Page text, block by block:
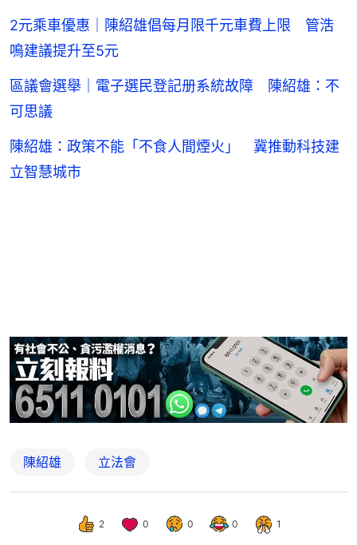
2元乘車優惠｜陳紹雄倡每月限千元車費上限 管浩
鳴建議提升至5元
區議會選舉｜電子選民登記册系統故障 陳紹雄：不
可思議
陳紹雄：政策不能「不食人間煙火」 冀推動科技建
立智慧城市
陳紹雄 立法會
2 0 0 0 1